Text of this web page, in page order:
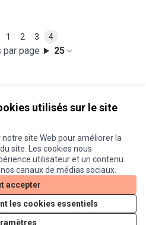
utilisés sur le site
site Web pour améliorer la
site. Les cookies nous
utilisateur et un contenu
canaux de médias sociaux.
accepter
les cookies essentiels
par page : 25
1 2 3 4
Licence
(Lien